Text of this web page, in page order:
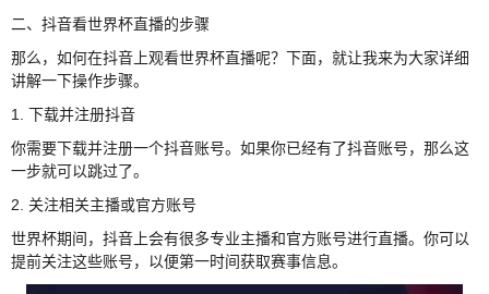
二、抖音看世界杯直播的步骤
那么，如何在抖音上观看世界杯直播呢？下面，就让我来为大家详细
讲解一下操作步骤。
1. 下载并注册抖音
你需要下载并注册一个抖音账号。如果你已经有了抖音账号，那么这
一步就可以跳过了。
2. 关注相关主播或官方账号
世界杯期间，抖音上会有很多专业主播和官方账号进行直播。你可以
提前关注这些账号，以便第一时间获取赛事信息。